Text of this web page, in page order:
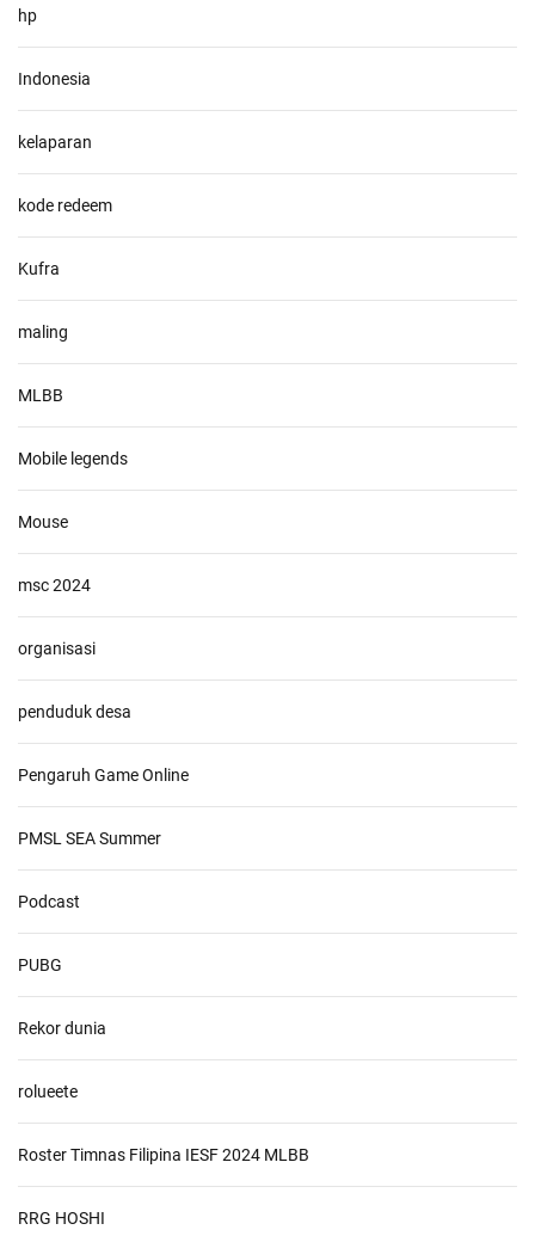
hp
Indonesia
kelaparan
kode redeem
Kufra
maling
MLBB
Mobile legends
Mouse
msc 2024
organisasi
penduduk desa
Pengaruh Game Online
PMSL SEA Summer
Podcast
PUBG
Rekor dunia
rolueete
Roster Timnas Filipina IESF 2024 MLBB
RRG HOSHI